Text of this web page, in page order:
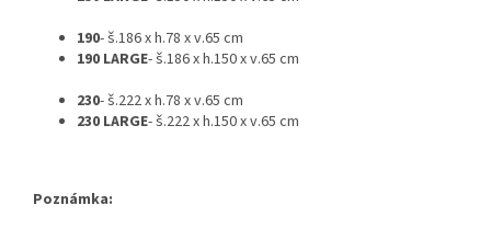
190- š.186 x h.78 x v.65 cm
190 LARGE- š.186 x h.150 x v.65 cm
230- š.222 x h.78 x v.65 cm
230 LARGE- š.222 x h.150 x v.65 cm
Poznámka: